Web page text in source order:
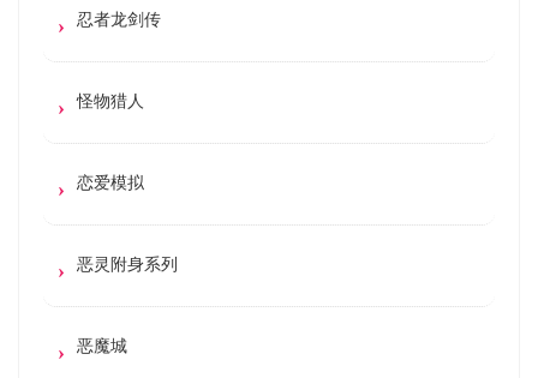
忍者龙剑传
怪物猎人
恋爱模拟
恶灵附身系列
恶魔城